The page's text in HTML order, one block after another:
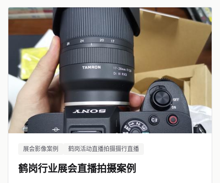
展会影像案例 鹤岗活动直播拍摄摄行直播
鹤岗行业展会直播拍摄案例